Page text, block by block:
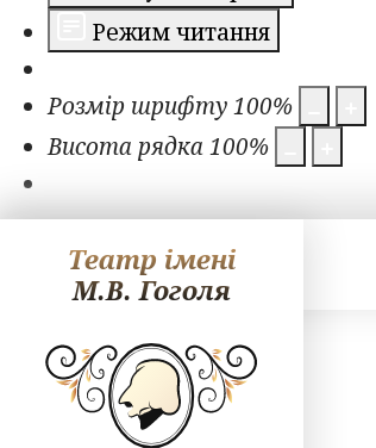
Режим читання
Розмір шрифту100%
Висота рядка100%
Театр імені
М.В. Гоголя